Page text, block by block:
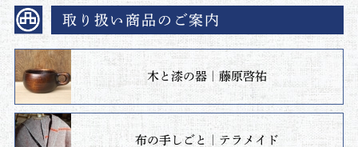
取り扱い商品のご案内
木と漆の器｜藤原啓祐
布の手しごと｜テラメイド